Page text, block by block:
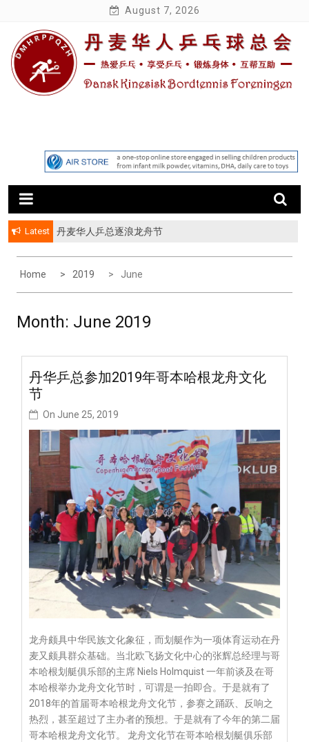
content
August 7, 2026
Latest 丹麦华人乒总逐浪龙舟节
丹华乒总第八届 “丹华杯” 友谊赛
Home 2019 June
Month: June 2019
丹华乒总参加2019年哥本哈根龙舟文化
节
On June 25, 2019
龙舟颇具中华民族文化象征，而划艇作为一项体育运动在丹
麦又颇具群众基础。当北欧飞扬文化中心的张辉总经理与哥
本哈根划艇俱乐部的主席 Niels Holmquist 一年前谈及在哥
本哈根举办龙舟文化节时，可谓是一拍即合。于是就有了
2018年的首届哥本哈根龙舟文化节，参赛之踊跃、反响之
热烈，甚至超过了主办者的预想。于是就有了今年的第二届
哥本哈根龙舟文化节。 龙舟文化节在哥本哈根划艇俱乐部